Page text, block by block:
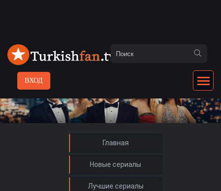
ВХОД
Главная
Новые сериалы
Лучшие сериалы